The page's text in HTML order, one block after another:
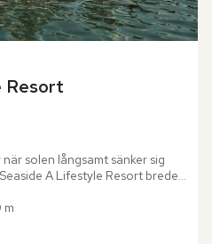
Resort
solen långsamt sänker sig
A Lifestyle Resort breder
sträcker sig...
m